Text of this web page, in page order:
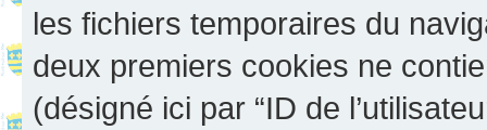
les fichiers temporaires du
deux premiers cookies ne
(désigné ici par “ID de